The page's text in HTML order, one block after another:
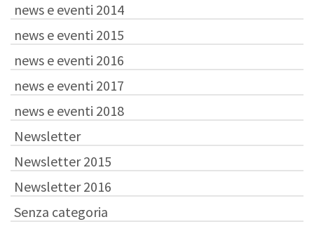
news e eventi 2014
news e eventi 2015
news e eventi 2016
news e eventi 2017
news e eventi 2018
Newsletter
Newsletter 2015
Newsletter 2016
Senza categoria